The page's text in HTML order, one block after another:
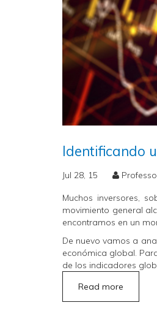
Identificando
Jul 28, 15
Muchos inversores,
movimiento general
encontramos en un
De nuevo vamos a
económica global.
de los indicadores
Read more